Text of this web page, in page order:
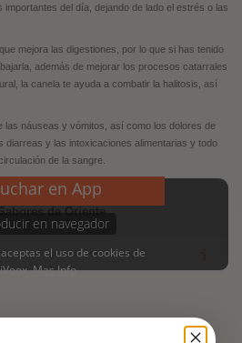
del día, dejando de lado el estrés o las
mejora las digestiones, por lo que si has tenido
además de mejorar los procesos catarrales
la canela te ayuda a combatir la halitosis, así
las náuseas y vómitos, así como los dolores de
diarreas y las intoxicaciones alimentarias y todo
de la sangre.